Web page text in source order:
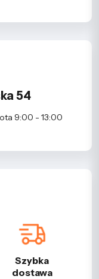
54
9:00 - 13:00
Szybka
dostawa